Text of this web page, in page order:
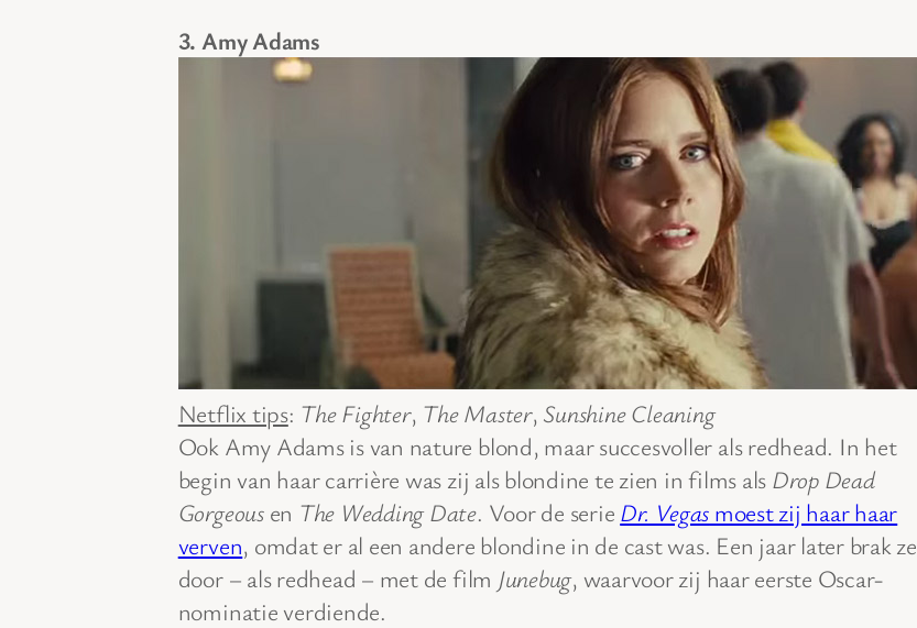
3. Amy Adams
Netflix tips: The Fighter, The Master, Sunshine Cleaning
Ook Amy Adams is van nature blond, maar succesvoller als redhead. In het
begin van haar carrière was zij als blondine te zien in films als Drop Dead
Gorgeousen The Wedding Date. Voor de serie Dr. Vegas moest zij haar haar
verven, omdat er al een andere blondine in de cast was. Een jaar later brak ze
door – als redhead – met de film Junebug, waarvoor zij haar eerste Oscar-
nominatie verdiende.